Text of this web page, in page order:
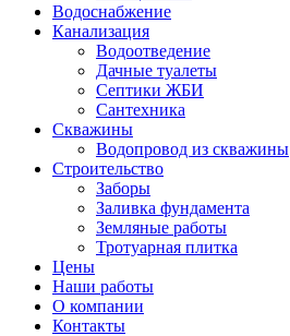
Водоснабжение
Канализация
Водоотведение
Дачные туалеты
Септики ЖБИ
Сантехника
Скважины
Водопровод из скважины
Строительство
Заборы
Заливка фундамента
Земляные работы
Тротуарная плитка
Цены
Наши работы
О компании
Контакты